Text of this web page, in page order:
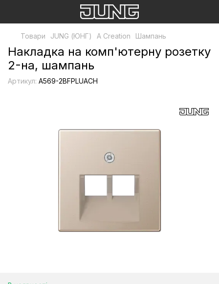
Товари JUNG (ЮНГ) A Creation Шампань
Накладка на комп'ютерну розетку
2-на, шампань
Артикул: A569-2BFPLUACH